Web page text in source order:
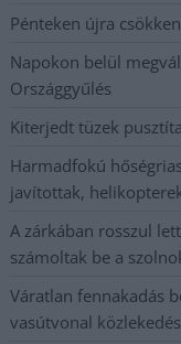
Pénteken újra
Napokon belül
Országgyűlés
Kiterjedt tüzek
Harmadfokú
javítottak,
A zárkában rosszul
számoltak be a
Váratlan fennakadás
vasútvonal